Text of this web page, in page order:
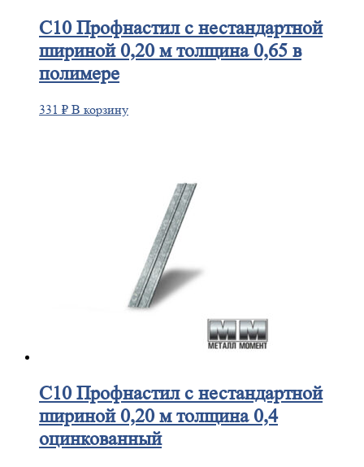
С10Профнастил с нестандартной
шириной 0,20 м толщина 0,65 в
полимере
331 ₽ В корзину
С10Профнастил с нестандартной
шириной 0,20 м толщина 0,4
оцинкованный